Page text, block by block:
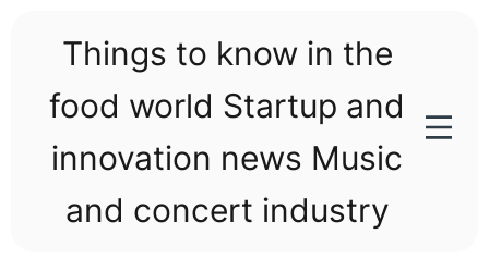
Things to know in the
food world Startup and
innovation news Music
and concert industry